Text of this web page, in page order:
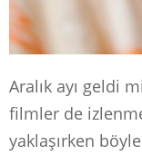
Aralık ayı geldi
filmler de
yaklaşırken